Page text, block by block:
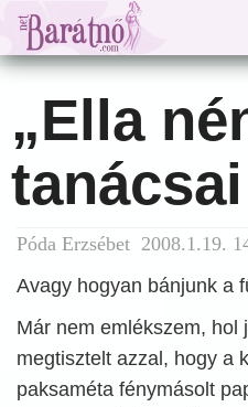
„Ella
tanácsai
Póda Erzsébet 2008.1.19.
Avagy hogyan bánjunk a
Már nem emlékszem, hol
megtisztelt azzal, hogy a
paksaméta fénymásolt